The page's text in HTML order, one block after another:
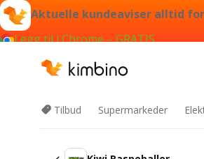
Aktuelle kundeaviser alltid
Legg til i Chrome – GRATIS
Tilbud Supermarkeder